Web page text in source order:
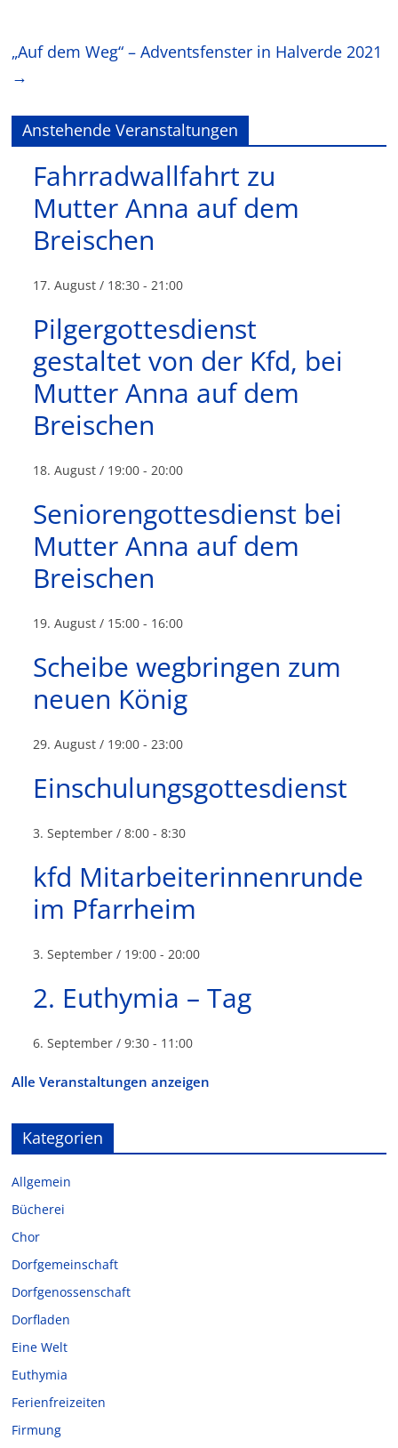
„Auf dem Weg“ – Adventsfenster in Halverde 2021
→
Anstehende Veranstaltungen
Fahrradwallfahrt zu
Mutter Anna auf dem
Breischen
17. August / 18:30 -21:00
Pilgergottesdienst
gestaltet von der Kfd, bei
Mutter Anna auf dem
Breischen
18. August / 19:00 -20:00
Seniorengottesdienst bei
Mutter Anna auf dem
Breischen
19. August / 15:00 - 16:00
Scheibe wegbringen zum
neuen König
29. August / 19:00 -23:00
Einschulungsgottesdienst
3. September / 8:00 -8:30
kfd Mitarbeiterinnenrunde
im Pfarrheim
3. September / 19:00 -20:00
2. Euthymia – Tag
6. September / 9:30 - 11:00
Alle Veranstaltungen anzeigen
Kategorien
Allgemein
Bücherei
Chor
Dorfgemeinschaft
Dorfgenossenschaft
Dorfladen
Eine Welt
Euthymia
Ferienfreizeiten
Firmung